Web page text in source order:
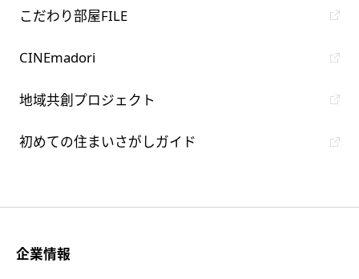
こだわり部屋FILE
CINEmadori
地域共創プロジェクト
初めての住まいさがしガイド
企業情報